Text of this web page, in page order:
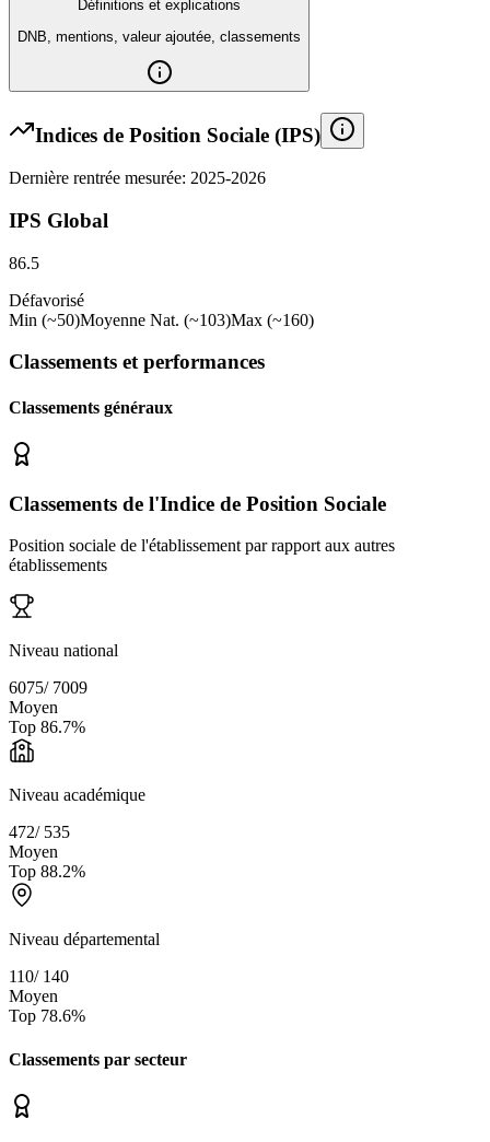
Définitions et explications
DNB, mentions, valeur ajoutée, classements
Indices de Position Sociale (IPS)
Dernière rentrée mesurée: 2025-2026
IPS Global
86.5
Défavorisé
Min (~50)Moyenne Nat. (~103)Max (~160)
Classements et performances
Classements généraux
Classements de l'Indice de Position Sociale
Position sociale de l'établissement par rapport aux autres
établissements
Niveau national
6075/ 7009
Moyen
Top 86.7%
Niveau académique
472/ 535
Moyen
Top 88.2%
Niveau départemental
110/ 140
Moyen
Top 78.6%
Classements par secteur